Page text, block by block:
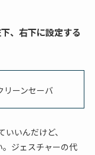
、右下に設定する
リーンセーバ
いんだけど、
ジェスチャーの代